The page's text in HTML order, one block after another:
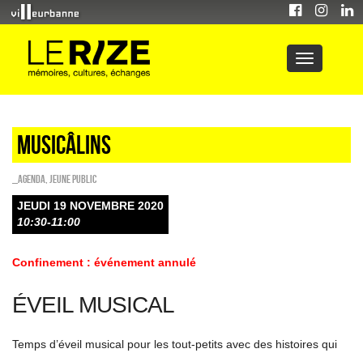
Musicâlins
_Agenda Jeune public
JEUDI 19 NOVEMBRE 2020
10:30-11:00
Confinement : événement annulé
ÉVEIL MUSICAL
Temps d’éveil musical pour les tout-petits avec des histoires qui